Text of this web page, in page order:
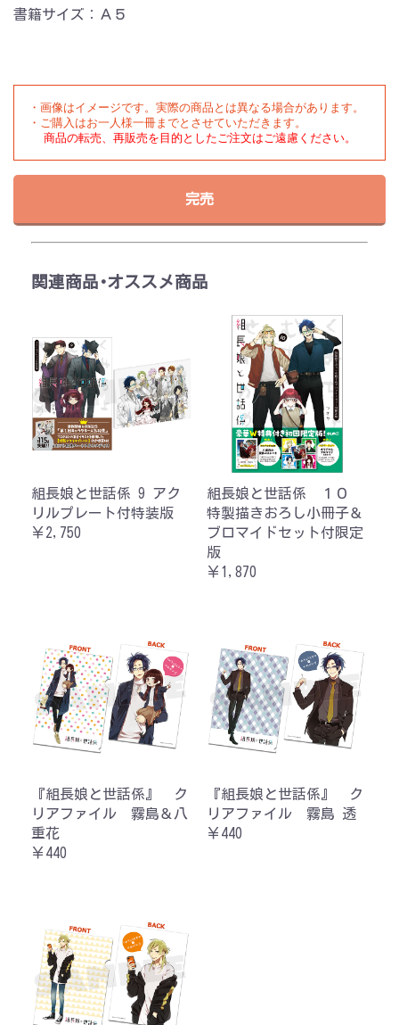
書籍サイズ：Ａ５
・画像はイメージです。実際の商品とは異なる場合があります。
商品の転売、再販売を目的としたご注文はご遠慮ください。
完売
関連商品･オススメ商品
組長娘と世話係 9 アク
リルプレート付特装版
￥2,750
組長娘と世話係 １０
特製描きおろし小冊子＆
ブロマイドセット付限定
版
￥1,870
『組長娘と世話係』 ク
リアファイル 霧島＆八
重花
￥440
『組長娘と世話係』 ク
リアファイル 霧島 透
￥440